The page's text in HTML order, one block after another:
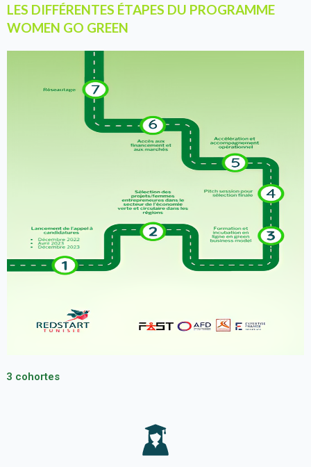
LES DIFFÉRENTES ÉTAPES DU PROGRAMME
WOMEN GO GREEN
3 cohortes